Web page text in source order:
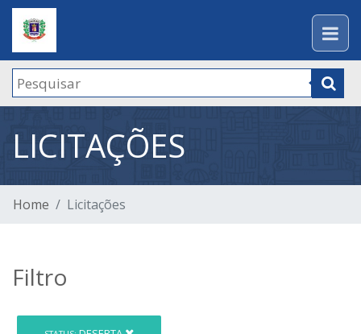
LICITAÇÕES
Home Licitações
Filtro